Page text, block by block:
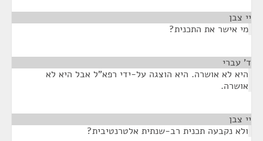
יי צבן
מי אישר את התכנית?
ד' עברי
היא לא אושרה. היא הוצגה על-ידי רפא"ל אבל היא לא
אושרה.
יי צבן
ולא נקבעה תכנית רב-שנתית אלטרנטיבית?